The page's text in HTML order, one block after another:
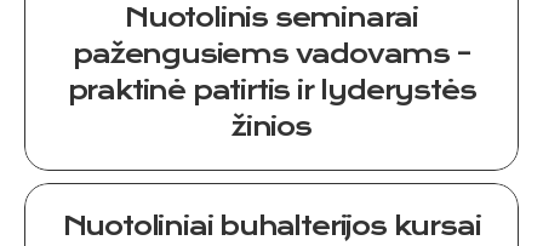
Nuotolinis seminarai
pažengusiems vadovams –
praktinė patirtis ir lyderystės
žinios
Nuotoliniai buhalterijos kursai